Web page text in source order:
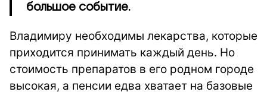
большое событие.
Владимиру необходимы лекарства, которые
приходится принимать каждый день. Но
стоимость препаратов в его родном городе
высокая, а пенсии едва хватает на базовые